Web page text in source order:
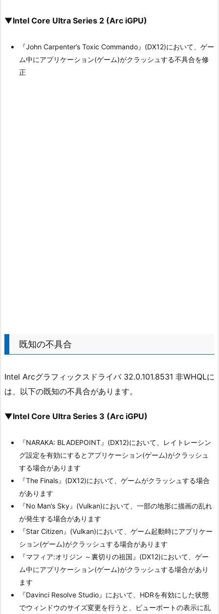
▼Intel Core Ultra Series 2 (Arc iGPU)
『John Carpenter’s Toxic Commando』(DX12)において、ゲー
ム中にアプリケーション(ゲーム)がクラッシュする不具合を修
正
既知の不具合
Intel Arcグラフィックスドライバ 32.0.101.8531 非WHQLに
は、以下の既知の不具合があります。
▼Intel Core Ultra Series 3 (Arc iGPU)
『NARAKA: BLADEPOINT』(DX12)において、レイトレーシン
グ設定を有効にするとアプリケーション(ゲーム)がクラッシュ
する場合があります
『The Finals』(DX12)において、ゲームがクラッシュする場合
があります
『No Man’s Sky』(Vulkan)において、一部の地形に描画の乱れ
が発生する場合があります
『Star Citizen』(Vulkan)において、ゲーム起動時にアプリケー
ション(ゲーム)がクラッシュする場合があります
『マフィア:オリジン ～裏切りの祖国』(DX12)において、ゲー
ム中にアプリケーション(ゲーム)がクラッシュする場合があり
ます
『Davinci Resolve Studio』において、HDRを有効にした状態
でウィンドウのサイズ変更を行うと、ビューポートの表示に乱